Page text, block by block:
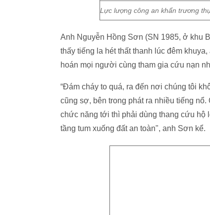
Lực lượng công an khẩn trương
Anh Nguyễn Hồng Sơn (SN 1985, ở khu
thấy tiếng la hét thất thanh lúc đêm
hoán mọi người cùng tham gia cứu nạn
“Đám cháy to quá, ra đến nơi chúng tôi
cũng sợ, bên trong phát ra nhiều tiếng
chức năng tới thì phải dùng thang cứu
tầng tum xuống đất an toàn", anh Sơn kể.